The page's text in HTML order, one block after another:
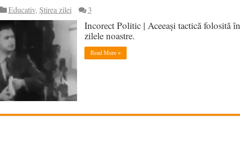
Educativ, Știrea zilei 3
Incorect Politic | Aceeași tactică folosită în
zilele noastre.
Read More »